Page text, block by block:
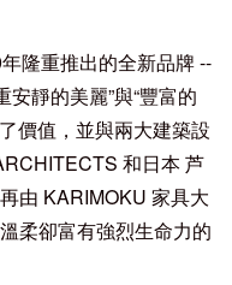
隆重推出的全新品牌 --
靜的美麗”與“豐富的
價值，並與兩大建築設
和日本 芦
由 KARIMOKU 家具大
柔卻富有強烈生命力的